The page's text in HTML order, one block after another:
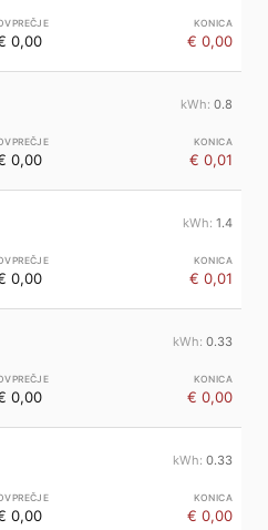
0,00 € 0,00
0.8
0,00 € 0,01
1.4
0,00 € 0,01
0.33
0,00 € 0,00
0.33
0,00 € 0,00